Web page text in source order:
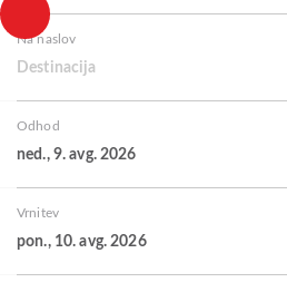
Na naslov
Destinacija
Odhod
ned., 9. avg. 2026
Vrnitev
pon., 10. avg. 2026